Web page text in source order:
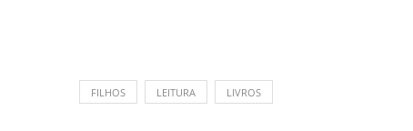
FILHOS LEITURA LIVROS